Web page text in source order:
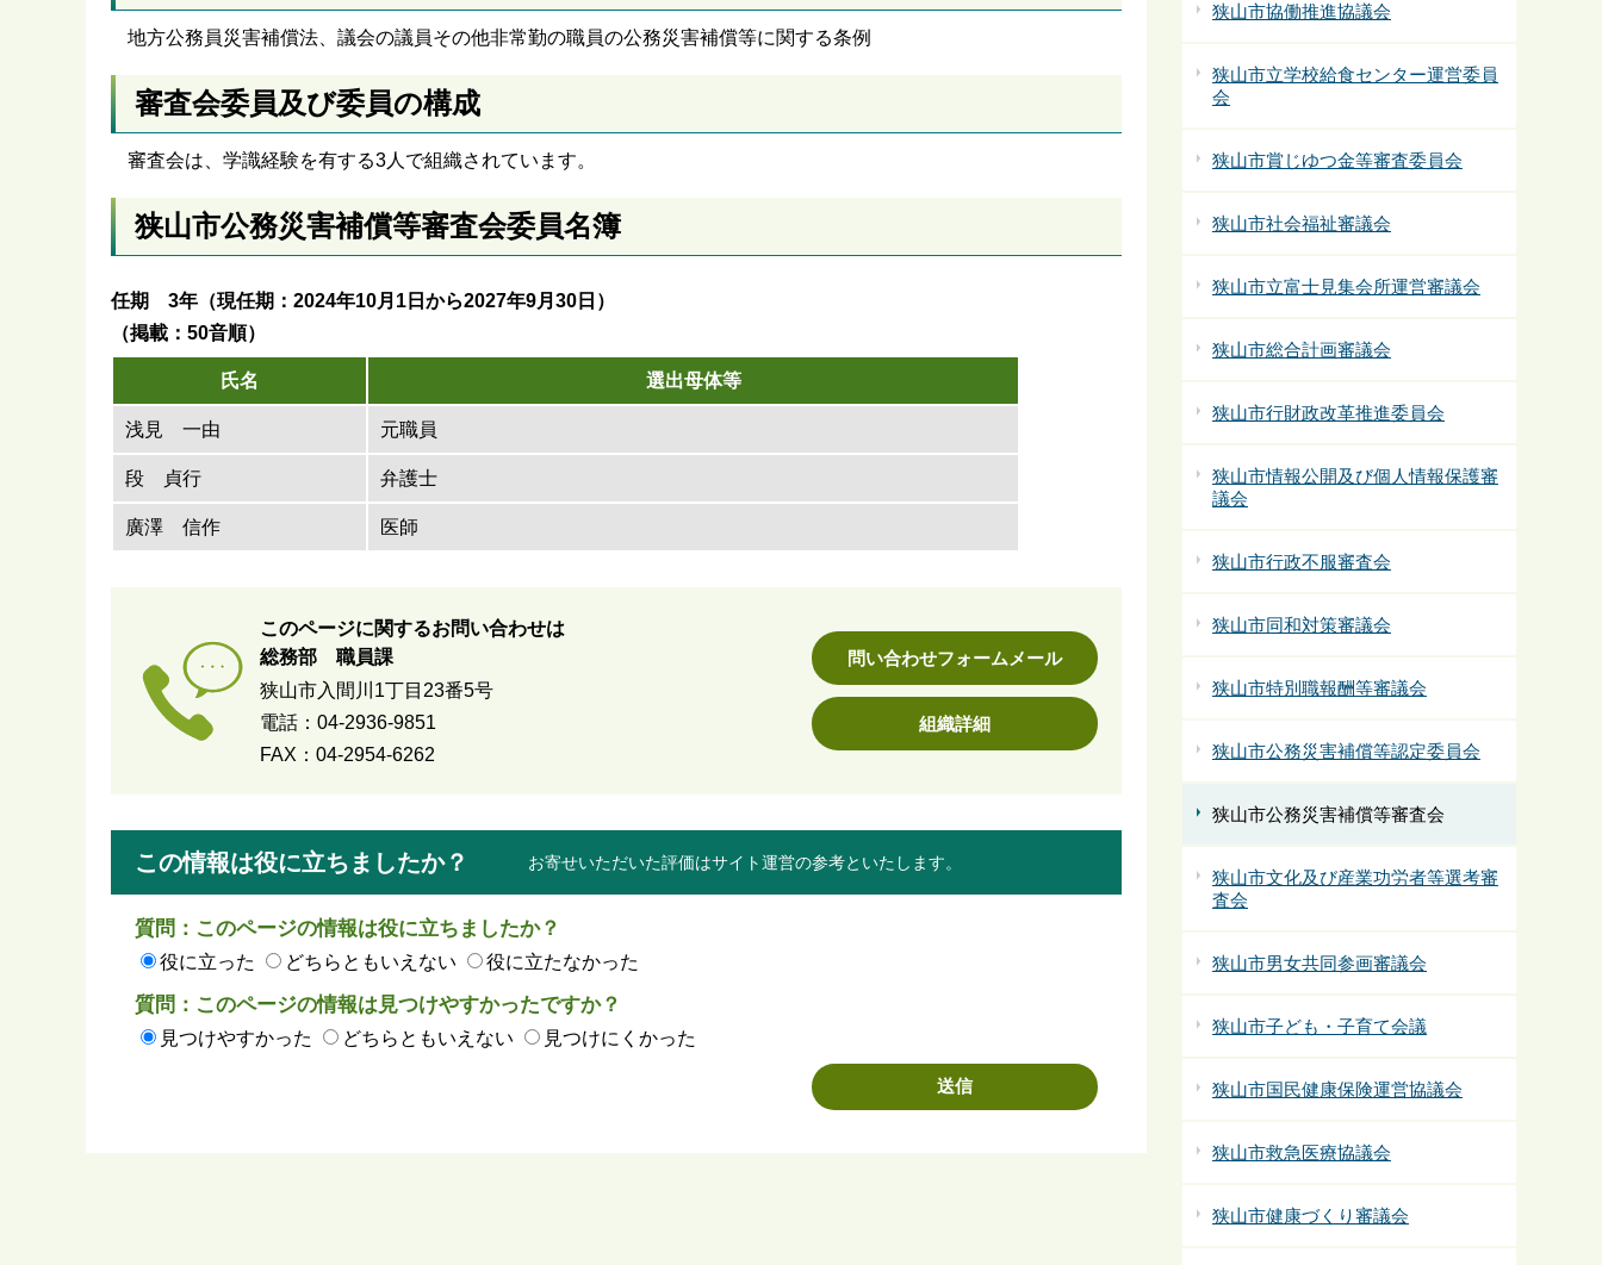
地方公務員災害補償法、議会の議員その他非常勤の職員の公務災害補償等に関する条例
審査会委員及び委員の構成
審査会は、学識経験を有する3人で組織されています。
狭山市公務災害補償等審査会委員名簿
任期 3年（現任期：2024年10月1日から2027年9月30日）
（掲載：50音順）
氏名 選出母体等
浅見 一由 元職員
段 貞行 弁護士
廣澤 信作 医師
このページに関するお問い合わせは
総務部 職員課
狭山市入間川1丁目23番5号
電話：04-2936-9851
FAX：04-2954-6262
問い合わせフォームメール
組織詳細
この情報は役に立ちましたか？ お寄せいただいた評価はサイト運営の参考といたします。
質問：このページの情報は役に立ちましたか？
役に立った どちらともいえない 役に立たなかった
質問：このページの情報は見つけやすかったですか？
見つけやすかった どちらともいえない 見つけにくかった
狭山市協働推進協議会
狭山市立学校給食センター運営委員
会
狭山市賞じゆつ金等審査委員会
狭山市社会福祉審議会
狭山市立富士見集会所運営審議会
狭山市総合計画審議会
狭山市行財政改革推進委員会
狭山市情報公開及び個人情報保護審
議会
狭山市行政不服審査会
狭山市同和対策審議会
狭山市特別職報酬等審議会
狭山市公務災害補償等認定委員会
狭山市公務災害補償等審査会
狭山市文化及び産業功労者等選考審
査会
狭山市男女共同参画審議会
狭山市子ども・子育て会議
狭山市国民健康保険運営協議会
狭山市救急医療協議会
狭山市健康づくり審議会